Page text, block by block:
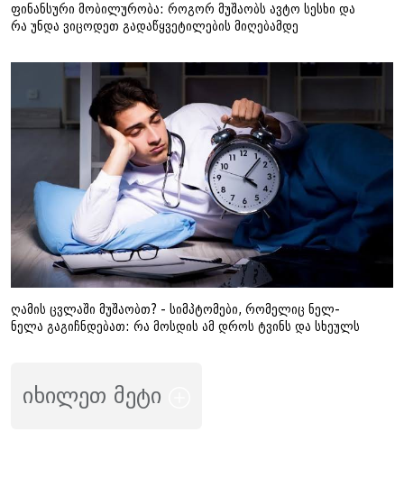
ფინანსური მობილურობა: როგორ მუშაობს ავტო სესხი და
რა უნდა ვიცოდეთ გადაწყვეტილების მიღებამდე
ღამის ცვლაში მუშაობთ? - სიმპტომები, რომელიც ნელ-
ნელა გაგიჩნდებათ: რა მოსდის ამ დროს ტვინს და სხეულს
იხილეთ მეტი